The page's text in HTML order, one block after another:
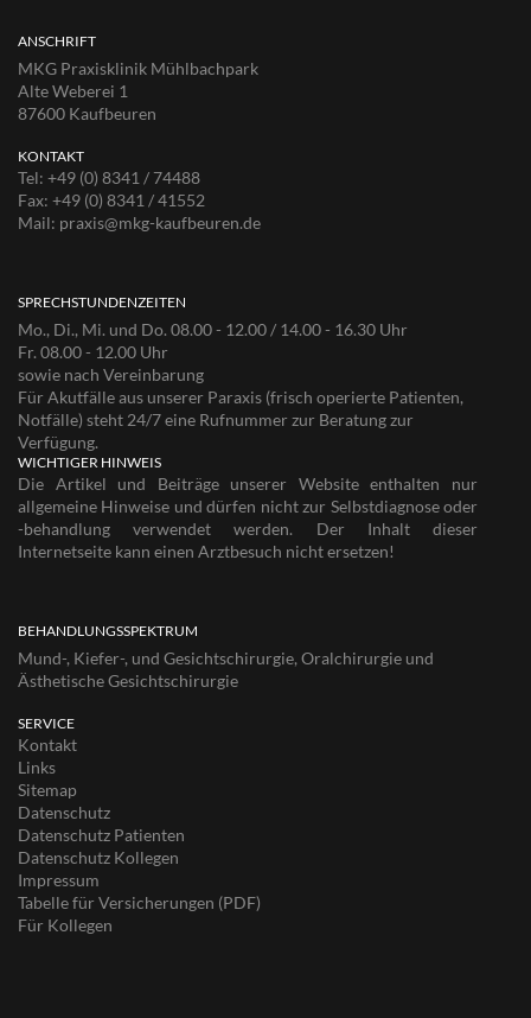
ANSCHRIFT
MKG Praxisklinik Mühlbachpark
Alte Weberei 1
87600 Kaufbeuren
KONTAKT
Tel: +49 (0) 8341 / 74488
Fax: +49 (0) 8341 / 41552
Mail: praxis@mkg-kaufbeuren.de
SPRECHSTUNDENZEITEN
Mo., Di., Mi. und Do. 08.00 - 12.00 / 14.00 - 16.30 Uhr
Fr. 08.00 - 12.00 Uhr
sowie nach Vereinbarung
Für Akutfälle aus unserer Paraxis (frisch operierte Patienten,
Notfälle) steht 24/7 eine Rufnummer zur Beratung zur
Verfügung.
WICHTIGER HINWEIS
Die Artikel und Beiträge unserer Website enthalten nur
allgemeine Hinweise und dürfen nicht zur Selbstdiagnose oder
-behandlung verwendet werden. Der Inhalt dieser
Internetseite kann einen Arztbesuch nicht ersetzen!
BEHANDLUNGSSPEKTRUM
Mund-, Kiefer-, und Gesichtschirurgie, Oralchirurgie und
Ästhetische Gesichtschirurgie
SERVICE
Kontakt
Links
Sitemap
Datenschutz
Datenschutz Patienten
Datenschutz Kollegen
Impressum
Tabelle für Versicherungen (PDF)
Für Kollegen